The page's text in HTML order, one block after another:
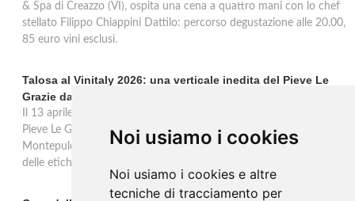
Noi usiamo i cookies
Noi usiamo i cookies e altre
tecniche di tracciamento per
& Spa di Creazzo (VI), ospita una cena a quattro mani con lo chef
stellato Filippo Chiappini Dattilo: percorso degustazione alle 20.00,
85 euro vini esclusi.
Talosa al Vinitaly 2026: una verticale inedita del Pieve Le
Grazie dal 2016 al 2020
Il 13 aprile 2026 al Vinitaly, Talosa presenta la verticale inedita del
Pieve Le Grazie: cinque annate dal 2016 al 2020 del Nobile di
Montepulciano a 95 punti Vinous, per ripercorrere la genesi di una
delle etichette iconiche di Montepulciano.